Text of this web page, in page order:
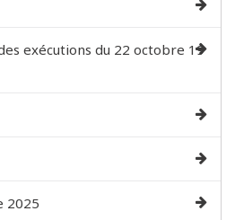
exécutions du 22 octobre 19
2025